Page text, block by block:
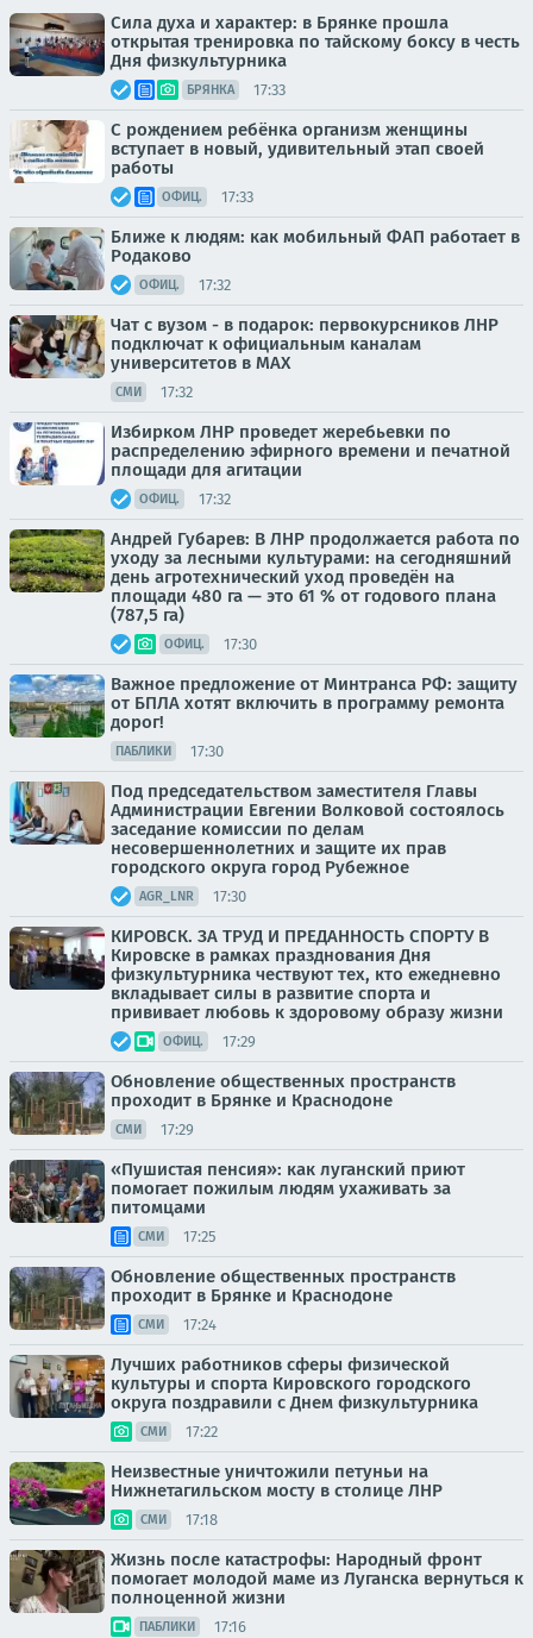
Сила духа и характер: в Брянке прошла
открытая тренировка по тайскому боксу в честь
Дня физкультурника
БРЯНКА 17:33
С рождением ребёнка организм женщины
вступает в новый, удивительный этап своей
работы
ОФИЦ. 17:33
Ближе к людям: как мобильный ФАП работает в
Родаково
ОФИЦ. 17:32
Чат с вузом - в подарок: первокурсников ЛНР
подключат к официальным каналам
университетов в MAX
СМИ 17:32
Избирком ЛНР проведет жеребьевки по
распределению эфирного времени и печатной
площади для агитации
ОФИЦ. 17:32
Андрей Губарев: В ЛНР продолжается работа по
уходу за лесными культурами: на сегодняшний
день агротехнический уход проведён на
площади 480 га — это 61 % от годового плана
(787,5 га)
ОФИЦ. 17:30
Важное предложение от Минтранса РФ: защиту
от БПЛА хотят включить в программу ремонта
дорог!
ПАБЛИКИ 17:30
Под председательством заместителя Главы
Администрации Евгении Волковой состоялось
заседание комиссии по делам
несовершеннолетних и защите их прав
городского округа город Рубежное
AGR_LNR 17:30
КИРОВСК. ЗА ТРУД И ПРЕДАННОСТЬ СПОРТУ В
Кировске в рамках празднования Дня
физкультурника чествуют тех, кто ежедневно
вкладывает силы в развитие спорта и
прививает любовь к здоровому образу жизни
ОФИЦ. 17:29
Обновление общественных пространств
проходит в Брянке и Краснодоне
СМИ 17:29
«Пушистая пенсия»: как луганский приют
помогает пожилым людям ухаживать за
питомцами
СМИ 17:25
Обновление общественных пространств
проходит в Брянке и Краснодоне
СМИ 17:24
Лучших работников сферы физической
культуры и спорта Кировского городского
округа поздравили с Днем физкультурника
СМИ 17:22
Неизвестные уничтожили петуньи на
Нижнетагильском мосту в столице ЛНР
СМИ 17:18
Жизнь после катастрофы: Народный фронт
помогает молодой маме из Луганска вернуться к
полноценной жизни
ПАБЛИКИ 17:16